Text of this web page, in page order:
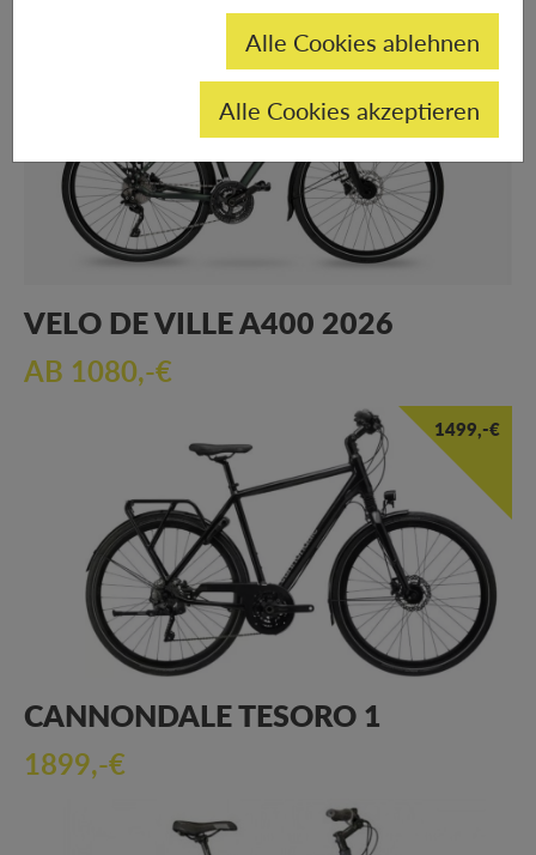
VELO DE VILLE A400 2026
AB 1080,-€
1499,-€
CANNONDALE TESORO 1
1899,-€
Alle Cookies ablehnen
Alle Cookies akzeptieren